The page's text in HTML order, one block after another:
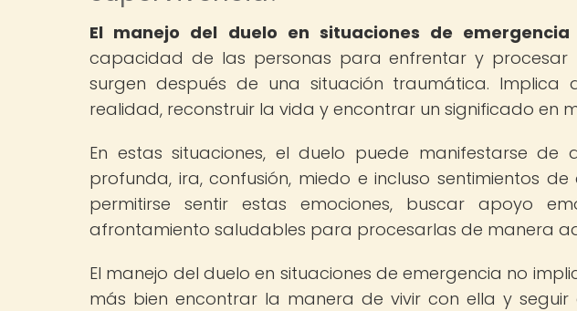
El manejo del duelo en situaciones de emergencia
capacidad de las personas para enfrentar y procesar
surgen después de una situación traumática.
realidad, reconstruir la vida y encontrar un significado en
En estas situaciones, el duelo puede manifestarse de
profunda, ira, confusión, miedo e incluso sentimientos
permitirse sentir estas emociones, buscar apoyo
afrontamiento saludables para procesarlas de manera
El manejo del duelo en situaciones de emergencia no
más bien encontrar la manera de vivir con ella y seguir